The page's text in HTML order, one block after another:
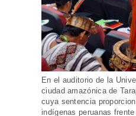
En el auditorio de la
ciudad amazónica de
cuya sentencia
indígenas peruanas